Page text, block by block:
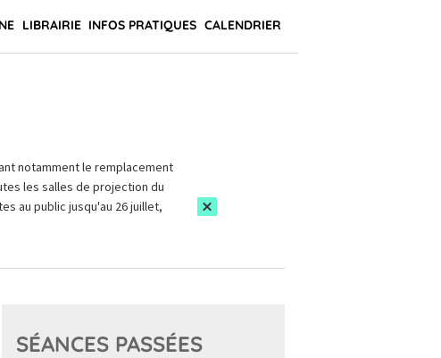
LIBRAIRIE INFOS PRATIQUES CALENDRIER
notamment le remplacement
les salles de projection du
au public jusqu'au 26 juillet,
SÉANCES PASSÉES